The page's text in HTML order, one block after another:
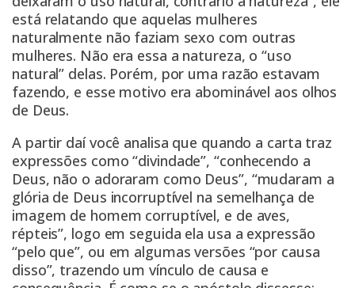
está relatando que aquelas mulheres
naturalmente não faziam sexo com outras
mulheres. Não era essa a natureza, o “uso
natural” delas. Porém, por uma razão estavam
fazendo, e esse motivo era abominável aos olhos
de Deus.
A partir daí você analisa que quando a carta traz
expressões como “divindade”, “conhecendo a
Deus, não o adoraram como Deus”, “mudaram a
glória de Deus incorruptível na semelhança de
imagem de homem corruptível, e de aves,
répteis”, logo em seguida ela usa a expressão
“pelo que”, ou em algumas versões “por causa
disso”, trazendo um vínculo de causa e